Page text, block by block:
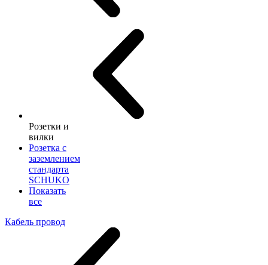
Розетки и
вилки
Розетка с
заземлением
стандарта
SCHUKO
Показать
все
Кабель провод